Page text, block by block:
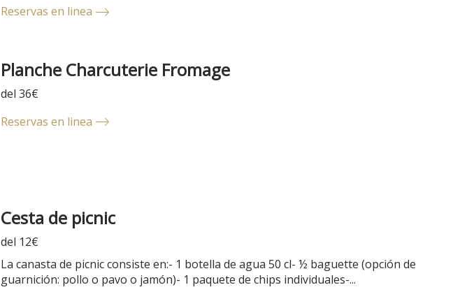
Reservas en linea
Planche Charcuterie Fromage
del 36€
Reservas en linea
Cesta de picnic
del 12€
La canasta de picnic consiste en:- 1 botella de agua 50 cl- ½ baguette (opción de
guarnición: pollo o pavo o jamón)- 1 paquete de chips individuales-...